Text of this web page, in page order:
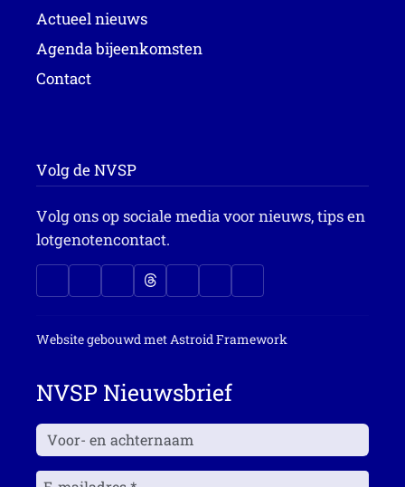
Actueel nieuws
Agenda bijeenkomsten
Contact
Volg de NVSP
Volg ons op sociale media voor nieuws, tips en
lotgenotencontact.
Website gebouwd met Astroid Framework
NVSP Nieuwsbrief